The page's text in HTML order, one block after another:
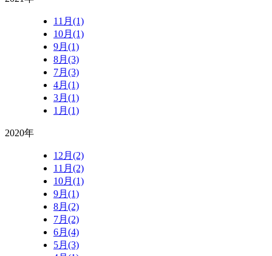
11月(1)
10月(1)
9月(1)
8月(3)
7月(3)
4月(1)
3月(1)
1月(1)
2020年
12月(2)
11月(2)
10月(1)
9月(1)
8月(2)
7月(2)
6月(4)
5月(3)